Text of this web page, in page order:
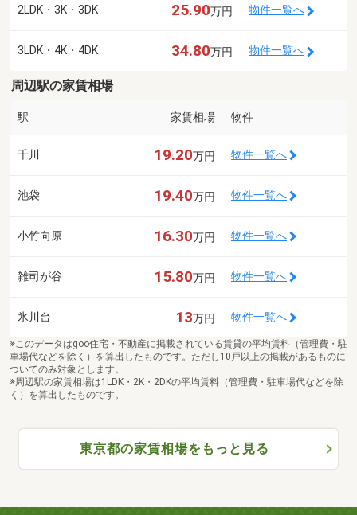
2LDK・3K・3DK 25.90万円 物件一覧へ
3LDK・4K・4DK 34.80万円 物件一覧へ
周辺駅の家賃相場
駅 家賃相場 物件
千川 19.20万円 物件一覧へ
池袋 19.40万円 物件一覧へ
小竹向原 16.30万円 物件一覧へ
雑司が谷 15.80万円 物件一覧へ
氷川台 13万円 物件一覧へ
※このデータはgoo住宅・不動産に掲載されている賃貸の平均賃料（管理費・駐
車場代などを除く）を算出したものです。ただし10戸以上の掲載があるものに
ついてのみ対象とします。
※周辺駅の家賃相場は1LDK・2K・2DKの平均賃料（管理費・駐車場代などを除
く）を算出したものです。
東京都の家賃相場をもっと見る